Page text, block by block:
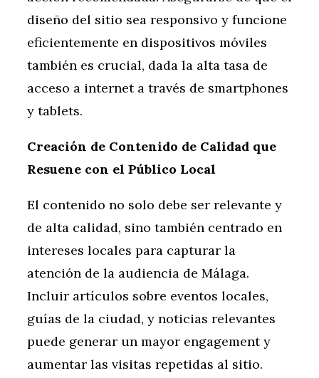
diseño del sitio sea responsivo y funcione
eficientemente en dispositivos móviles
también es crucial, dada la alta tasa de
acceso a internet a través de smartphones
y tablets.
Creación de Contenido de Calidad que
Resuene con el Público Local
El contenido no solo debe ser relevante y
de alta calidad, sino también centrado en
intereses locales para capturar la
atención de la audiencia de Málaga.
Incluir artículos sobre eventos locales,
guías de la ciudad, y noticias relevantes
puede generar un mayor engagement y
aumentar las visitas repetidas al sitio.